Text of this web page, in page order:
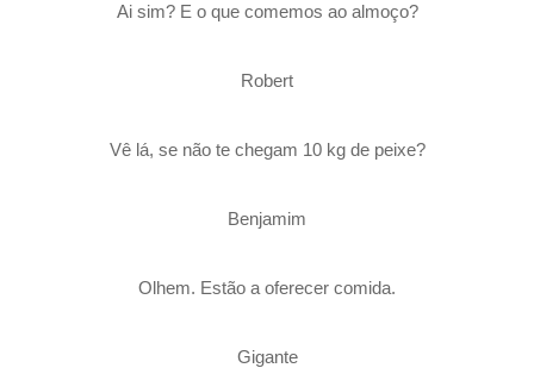
Ai sim? E o que comemos ao almoço?
Robert
Vê lá, se não te chegam 10 kg de peixe?
Benjamim
Olhem. Estão a oferecer comida.
Gigante